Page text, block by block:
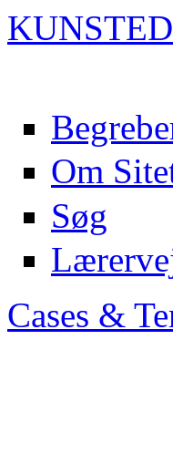
KUNST
Om
Søg
Cases &